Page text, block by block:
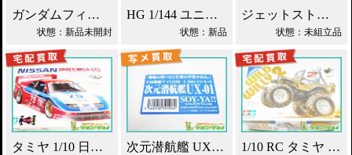
ガンダムフィックスフィギュレーション GFF おまとめ買取！
状態：新品未開封
HG 1/144 ユニコーンガンダム ANAオリジナルカラー買取！
状態：新品
ジェットストリーム 800S 京商 レーシングボート買取！
状態：未組立品
タミヤ 1/10 日産 300ZX IMSA・GTS ラジコン買取！ 次元潜航艦 UX-01 レジンキット 1/350 宇宙戦艦ヤマト2199買取！ 1/10 RC タミヤ ワイルドウイリー2 買取！